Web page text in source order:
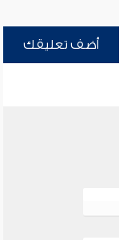
أضف تعليقك